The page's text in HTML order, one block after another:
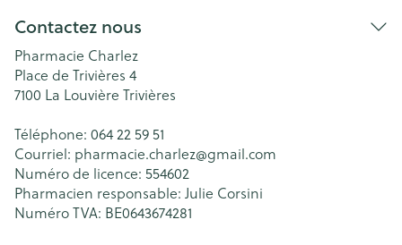
Contactez nous
Pharmacie Charlez
Place de Trivières 4
7100 La Louvière Trivières
Téléphone: 064 22 59 51
Courriel: pharmacie.charlez@gmail.com
Numéro de licence: 554602
Pharmacien responsable: Julie Corsini
Numéro TVA: BE0643674281